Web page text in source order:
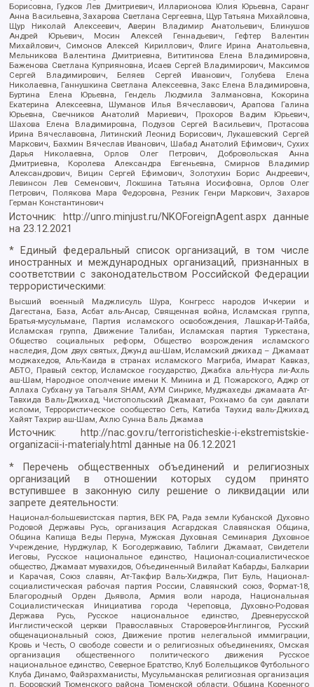
Борисовна, Гудков Лев Дмитриевич, Илларионова Юлия Юрьевна, Саранг
Анна Васильевна, Захарова Светлана Сергеевна, Щур Татьяна Михайловна,
Щур Николай Алексеевич, Аверин Владимир Анатольевич, Блинушов
Андрей Юрьевич, Мосин Алексей Геннадьевич, Гефтер Валентин
Михайлович, Симонов Алексей Кириллович, Флиге Ирина Анатольевна,
Мельникова Валентина Дмитриевна, Вититинова Елена Владимировна,
Баженова Светлана Куприяновна, Исаев Сергей Владимирович, Максимов
Сергей Владимирович, Беляев Сергей Иванович, Голубева Елена
Николаевна, Ганнушкина Светлана Алексеевна, Закс Елена Владимировна,
Буртина Елена Юрьевна, Гендель Людмила Залмановна, Кокорина
Екатерина Алексеевна, Шуманов Илья Вячеславович, Арапова Галина
Юрьевна, Свечников Анатолий Мариевич, Прохоров Вадим Юрьевич,
Шахова Елена Владимировна, Подузов Сергей Васильевич, Протасова
Ирина Вячеславовна, Литинский Леонид Борисович, Лукашевский Сергей
Маркович, Бахмин Вячеслав Иванович, Шабад Анатолий Ефимович, Сухих
Дарья Николаевна, Орлов Олег Петрович, Добровольская Анна
Дмитриевна, Королева Александра Евгеньевна, Смирнов Владимир
Александрович, Вицин Сергей Ефимович, Золотухин Борис Андреевич,
Левинсон Лев Семенович, Локшина Татьяна Иосифовна, Орлов Олег
Петрович, Полякова Мара Федоровна, Резник Генри Маркович, Захаров
Герман Константинович
Источник: http://unro.minjust.ru/NKOForeignAgent.aspxданные
на23.12.2021
* Единый федеральный список организаций, в том числе
иностранных и международных организаций, признанных в
соответствии с законодательством Российской Федерации
террористическими:
Высший военный Маджлисуль Шура, Конгресс народов Ичкерии и
Дагестана, База, Асбат аль-Ансар, Священная война, Исламская группа,
Братья-мусульмане, Партия исламского освобождения, Лашкар-И-Тайба,
Исламская группа, Движение Талибан, Исламская партия Туркестана,
Общество социальных реформ, Общество возрождения исламского
наследия, Дом двух святых, Джунд аш-Шам, Исламский джихад – Джамаат
моджахедов, Аль-Каида в странах исламского Магриба, Имарат Кавказ,
АБТО, Правый сектор, Исламское государство, Джабха аль-Нусра ли-Ахль
аш-Шам, Народное ополчение имени К. Минина и Д. Пожарского, Аджр от
Аллаха Субхану уа Тагьаля SHAM, АУМ Синрике, Муджахеды джамаата Ат-
Тавхида Валь-Джихад, Чистопольский Джамаат, Рохнамо ба суи давлати
исломи, Террористическое сообщество Сеть, Катиба Таухид валь-Джихад,
Хайят Тахрир аш-Шам, Ахлю Сунна Валь Джамаа
Источник:
http://nac.gov.ru/terroristicheskie-i-ekstremistskie-
organizacii-i-materialy.html данные на06.12.2021
* Перечень общественных объединений и религиозных
организаций в отношении которых судом принято
вступившее в законную силу решение о ликвидации или
запрете деятельности:
Национал-большевистская партия, ВЕК РА, Рада земли Кубанской Духовно
Родовой Державы Русь, организация Асгардская Славянская Община,
Община Капища Веды Перуна, Мужская Духовная Семинария Духовное
Учреждение, Нурджулар, К Богодержавию, Таблиги Джамаат, Свидетели
Иеговы, Русское национальное единство, Национал-социалистическое
общество, Джамаат мувахидов, Объединенный Вилайат Кабарды, Балкарии
и Карачая, Союз славян, Ат-Такфир Валь-Хиджра, Пит Буль, Национал-
социалистическая рабочая партия России, Славянский союз, Формат-18,
Благородный Орден Дьявола, Армия воли народа, Национальная
Социалистическая Инициатива города Череповца, Духовно-Родовая
Держава Русь, Русское национальное единство, Древнерусской
Инглистической церкви Православных Староверов-Инглингов, Русский
общенациональный союз, Движение против нелегальной иммиграции,
Кровь и Честь, О свободе совести и о религиозных объединениях, Омская
организация общественного политического движения Русское
национальное единство, Северное Братство, Клуб Болельщиков Футбольного
Клуба Динамо, Файзрахманисты, Мусульманская религиозная организация
п. Боровский Тюменского района Тюменской области, Община Коренного